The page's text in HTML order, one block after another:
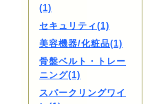
(1)
セキュリティ(1)
美容機器/化粧品(1)
骨盤ベルト・トレー
ニング(1)
スパークリングワイ